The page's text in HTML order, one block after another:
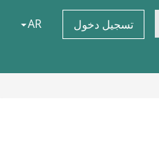
تسجيل دخول AR